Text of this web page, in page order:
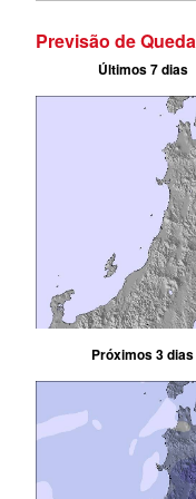
Previsão de
Últimos 7 dias
Próximos 3 dias